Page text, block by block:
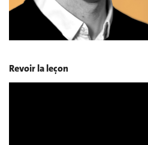
Revoir la leçon